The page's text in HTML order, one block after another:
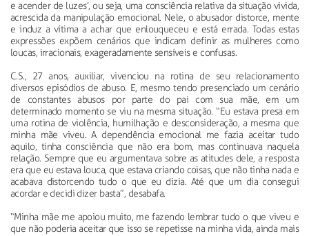
e acender de luzes’, ou seja, uma consciência relativa da situação vivida,
acrescida da manipulação emocional. Nele, o abusador distorce, mente
e induz a vítima a achar que enlouqueceu e está errada. Todas estas
expressões expõem cenários que indicam definir as mulheres como
loucas, irracionais, exageradamente sensíveis e confusas.
C.S., 27 anos, auxiliar, vivenciou na rotina de seu relacionamento
diversos episódios de abuso. E, mesmo tendo presenciado um cenário
de constantes abusos por parte do pai com sua mãe, em um
determinado momento se viu na mesma situação. “Eu estava presa em
uma rotina de violência, humilhação e desconsideração, a mesma que
minha mãe viveu. A dependência emocional me fazia aceitar tudo
aquilo, tinha consciência que não era bom, mas continuava naquela
relação. Sempre que eu argumentava sobre as atitudes dele, a resposta
era que eu estava louca, que estava criando coisas, que não tinha nada e
acabava distorcendo tudo o que eu dizia. Até que um dia consegui
acordar e decidi dizer basta”, desabafa.
“Minha mãe me apoiou muito, me fazendo lembrar tudo o que viveu e
que não poderia aceitar que isso se repetisse na minha vida, ainda mais